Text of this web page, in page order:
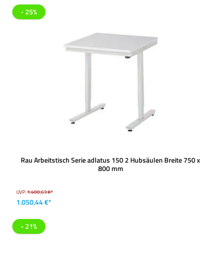
- 25%
Rau Arbeitstisch Serie adlatus 150 2 Hubsäulen Breite 750 x
800 mm
UVP:1.400,63 €*
1.050,44 €*
- 21%